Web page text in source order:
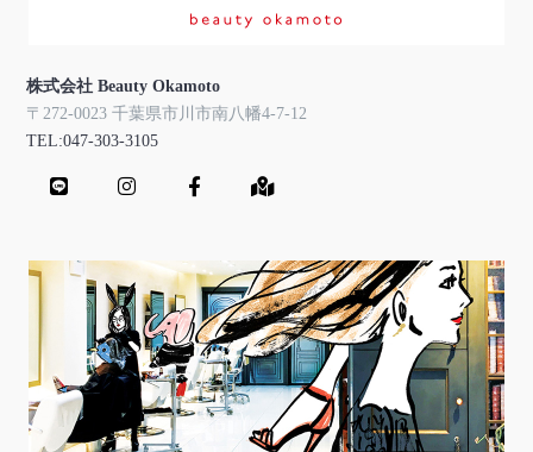
株式会社 Beauty Okamoto
〒272-0023 千葉県市川市南八幡4-7-12
TEL:047-303-3105